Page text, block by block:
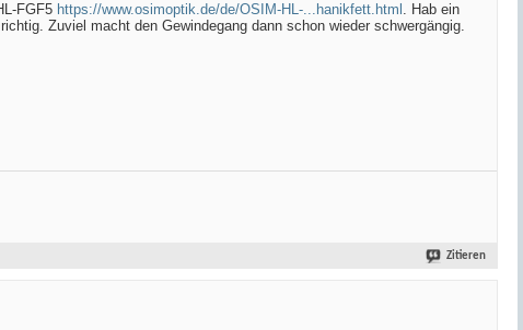
FGF5 https://www.osimoptik.de/de/OSIM-HL-...hanikfett.html . Hab ein
Zuviel macht den Gewindegang dann schon wieder schwergängig.
Zitieren